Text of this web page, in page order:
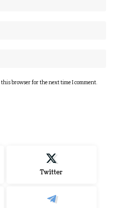
this browser for the next time I comment.
Twitter